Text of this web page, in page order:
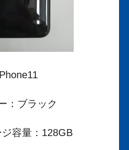
：ブラック
ジ容量：128GB